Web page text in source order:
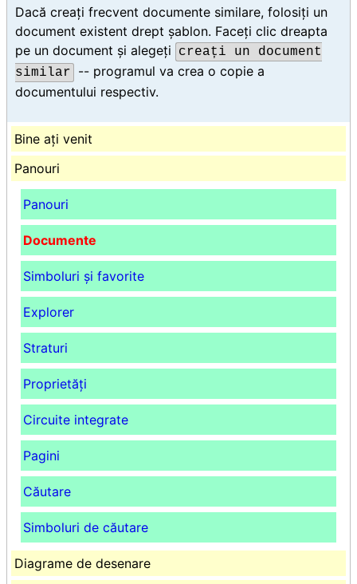
Dacă creați frecvent documente similare, folosiți un
document existent drept șablon. Faceți clic dreapta
pe un document și alegeți
creați un document
similar
-- programul va crea o copie a
documentului respectiv.
Bine ați venit
Panouri
Panouri
Documente
Simboluri și favorite
Explorer
Straturi
Proprietăți
Circuite integrate
Pagini
Căutare
Simboluri de căutare
Diagrame de desenare